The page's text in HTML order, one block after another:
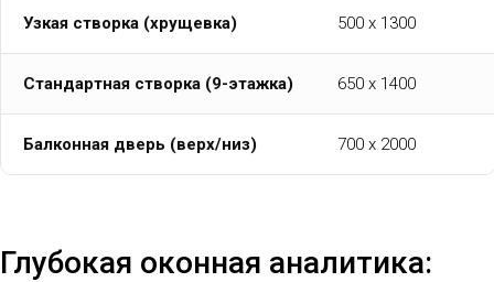
Узкая створка (хрущевка) 500 х 1300
Стандартная створка (9-этажка) 650 х 1400
Балконная дверь (верх/низ) 700 х 2000
Глубокая оконная аналитика: